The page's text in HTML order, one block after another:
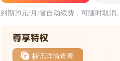
到期29元/月/省自动续费，可随时取消。
标讯详情查看